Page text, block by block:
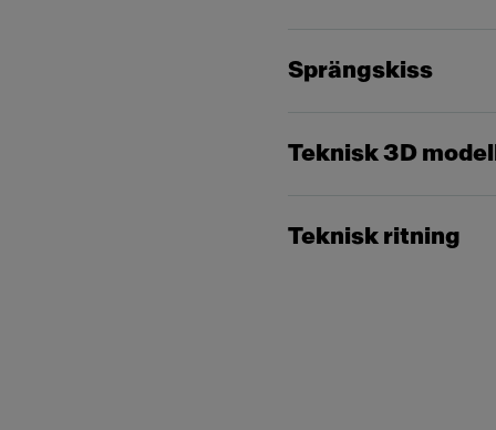
Sprängskiss
Teknisk 3D modell
Teknisk ritning